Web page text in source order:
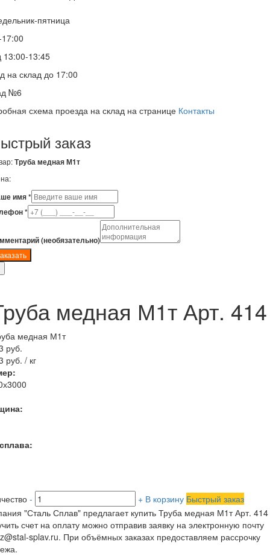
пятница
13:00-13:45
на склад до 17:00
№6
схема проезда на склад на странице Контакты
заказ
Труба медная М1т
имя *
*
(необязательно)
медная М1т Арт. 414
руб.
руб. / кг
- + В корзину Быстрый заказ
"Сталь Сплав" предлагает купить Труба медная М1т Арт.
счет на оплату можно отправив заявку на электронную почту
splav.ru. При объёмных заказах предоставляем рассрочку